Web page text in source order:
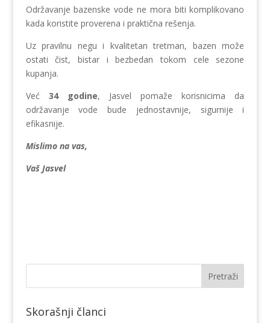
Održavanje bazenske vode ne mora biti komplikovano
kada koristite proverena i praktična rešenja.
Uz pravilnu negu i kvalitetan tretman, bazen može
ostati čist, bistar i bezbedan tokom cele sezone
kupanja.
Već 34 godine, Jasvel pomaže korisnicima da
održavanje vode bude jednostavnije, sigurnije i
efikasnije.
Mislimo na vas,
Vaš Jasvel
Skorašnji članci